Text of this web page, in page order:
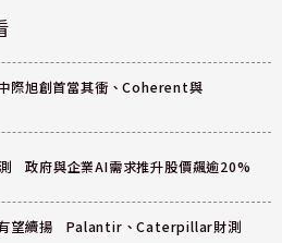
際旭創首當其衝、Coherent與
政府與企業AI需求推升股價飆逾20%
望續揚 Palantir、Caterpillar財測